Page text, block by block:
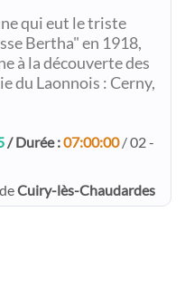
qui eut le triste
Bertha" en 1918,
à la découverte des
du Laonnois : Cerny,
/ Durée :07:00:00/ 02 -
deCuiry-lès-Chaudardes